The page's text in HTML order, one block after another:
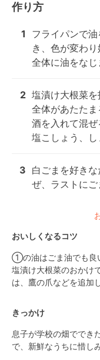
作り方
1
フライパンで
き、色が変わり
全体に油をなじ
2 塩漬け大根菜を
全体があたたま
酒を入れて混ぜ
塩こしょう、し
3 白ごまを好き
ぜ、ラストにご
おいしくなるコツ
①の油はごま油でも良
塩漬け大根菜のおかけ
は、鷹の爪などを追加
きっかけ
息子が学校の畑ででき
で、新鮮なうちに惜し